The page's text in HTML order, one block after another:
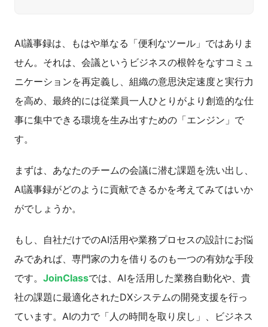
AI議事録は、もはや単なる「便利なツール」ではありま
せん。それは、会議というビジネスの根幹をなすコミュ
ニケーションを再定義し、組織の意思決定速度と実行力
を高め、最終的には従業員一人ひとりがより創造的な仕
事に集中できる環境を生み出すための「エンジン」で
す。
まずは、あなたのチームの会議に潜む課題を洗い出し、
AI議事録がどのように貢献できるかを考えてみてはいか
がでしょうか。
もし、自社だけでのAI活用や業務プロセスの設計にお悩
みであれば、専門家の力を借りるのも一つの有効な手段
です。 JoinClassでは、AIを活用した業務自動化や、貴
社の課題に最適化されたDXシステムの開発支援を行っ
ています。AIの力で「人の時間を取り戻し」、ビジネス